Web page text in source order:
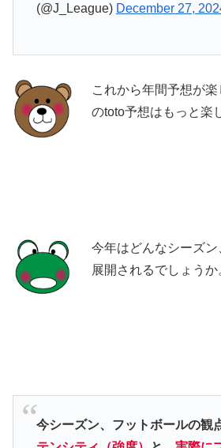
(@J_League) December 27,
これから年間予想が
のtoto予想はもっと楽
今年はどんなシーズ
展開されるでしょうか
今シーズン、フットボールの観